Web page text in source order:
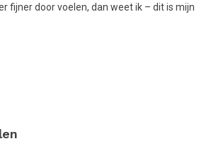
fijner door voelen, dan weet ik – dit is mijn